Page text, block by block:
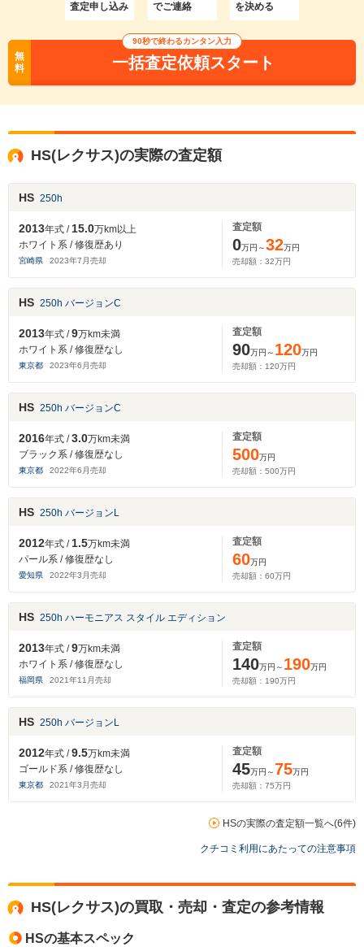
査定申し込み
でご連絡
を決める
無
料
90秒で終わるカンタン入力
一括査定依頼スタート
HS(レクサス)の実際の査定額
HS 250h
2013年式 /15.0万km以上
ホワイト系 / 修復歴あり
宮崎県 2023年7 月売却
査定額
0万円～32万円
売却額： 32万円
HS 250h バージョンC
2013年式 /9万km未満
ホワイト系 / 修復歴なし
東京都 2023年6 月売却
査定額
90万円～ 120万円
売却額： 120万円
HS 250h バージョンC
2016年式 /3.0万km未満
ブラック系 / 修復歴なし
東京都 2022年6 月売却
査定額
500万円
売却額： 500万円
HS 250h バージョンL
2012年式 /1.5万km未満
パール系 / 修復歴なし
愛知県 2022年3 月売却
査定額
60万円
売却額： 60万円
HS 250h ハーモニアス スタイル エディション
2013年式 /9万km未満
ホワイト系 / 修復歴なし
福岡県 2021年11 月売却
査定額
140万円～ 190万円
売却額： 190万円
HS 250h バージョンL
2012年式 /9.5万km未満
ゴールド系 / 修復歴なし
東京都 2021年3 月売却
査定額
45万円～75万円
売却額： 75万円
HSの実際の査定額一覧へ(6件)
クチコミ利用にあたっての注意事項
HS(レクサス)の買取・売却・査定の参考情報
HSの基本スペック